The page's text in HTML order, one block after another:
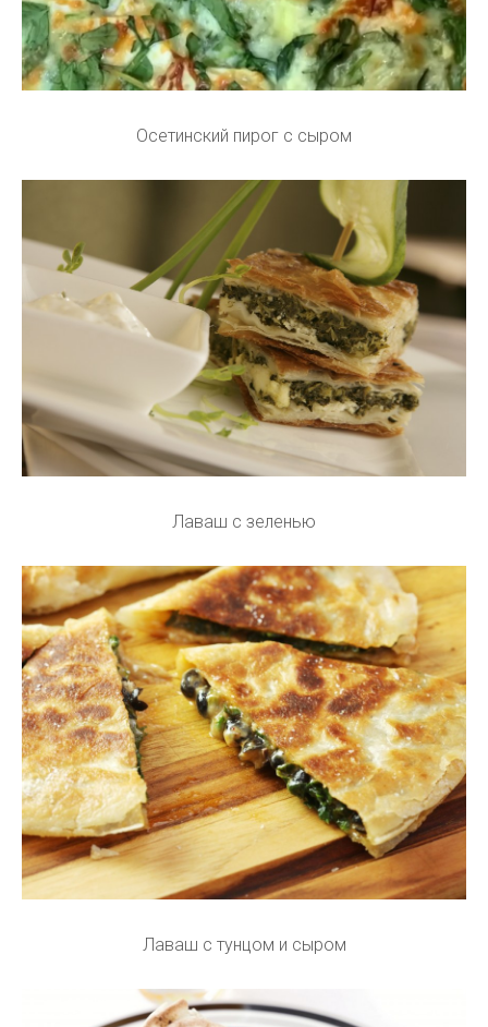
Осетинский пирог с сыром
Лаваш с зеленью
Лаваш с тунцом и сыром